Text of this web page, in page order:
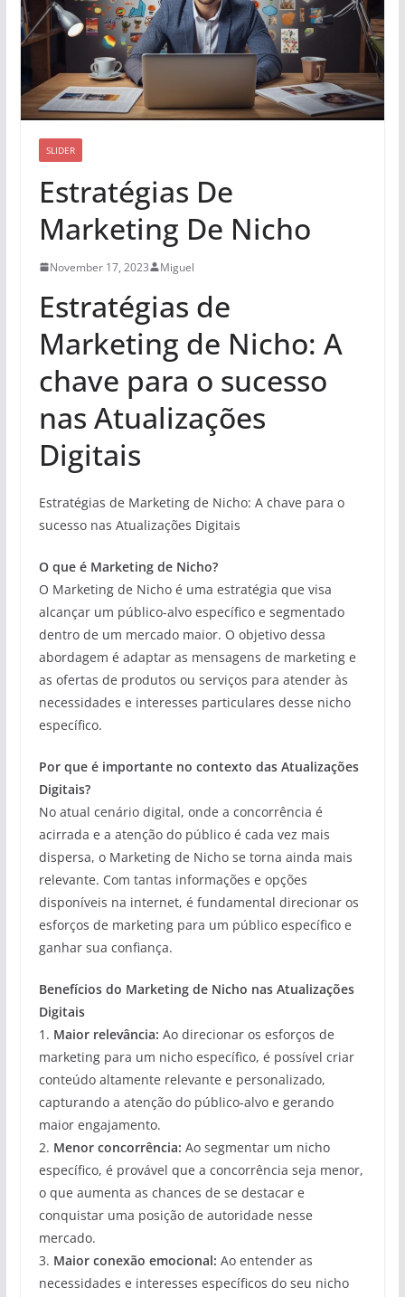
SLIDER
Estratégias De
Marketing De Nicho
November 17, 2023 Miguel
Estratégias de
Marketing de Nicho: A
chave para o sucesso
nas Atualizações
Digitais
Estratégias de Marketing de Nicho: A chave para o
sucesso nas Atualizações Digitais
O que é Marketing de Nicho?
O Marketing de Nicho é uma estratégia que visa
alcançar um público-alvo específico e segmentado
dentro de um mercado maior. O objetivo dessa
abordagem é adaptar as mensagens de marketing e
as ofertas de produtos ou serviços para atender às
necessidades e interesses particulares desse nicho
específico.
Por que é importante no contexto das Atualizações
Digitais?
No atual cenário digital, onde a concorrência é
acirrada e a atenção do público é cada vez mais
dispersa, o Marketing de Nicho se torna ainda mais
relevante. Com tantas informações e opções
disponíveis na internet, é fundamental direcionar os
esforços de marketing para um público específico e
ganhar sua confiança.
Benefícios do Marketing de Nicho nas Atualizações
Digitais
1. Maior relevância: Ao direcionar os esforços de
marketing para um nicho específico, é possível criar
conteúdo altamente relevante e personalizado,
capturando a atenção do público-alvo e gerando
maior engajamento.
2. Menor concorrência: Ao segmentar um nicho
específico, é provável que a concorrência seja menor,
o que aumenta as chances de se destacar e
conquistar uma posição de autoridade nesse
mercado.
3. Maior conexão emocional: Ao entender as
necessidades e interesses específicos do seu nicho